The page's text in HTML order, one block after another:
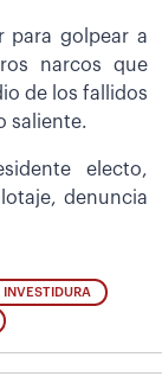
para golpear a
narcos que
de los fallidos
saliente.
electo,
denuncia
INVESTIDURA